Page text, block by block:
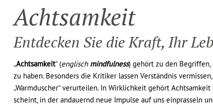
Acht­sam­keit
Entdecken Sie die Kraft, Ihr
„Achtsamkeit“ (englisch mindfulness) gehört zu den
zu haben. Besonders die Kritiker lassen Verständnis
„Warmduscher“ verurteilen. In Wirklichkeit gehört
scheint, in der andauernd neue Impulse auf uns einprasseln